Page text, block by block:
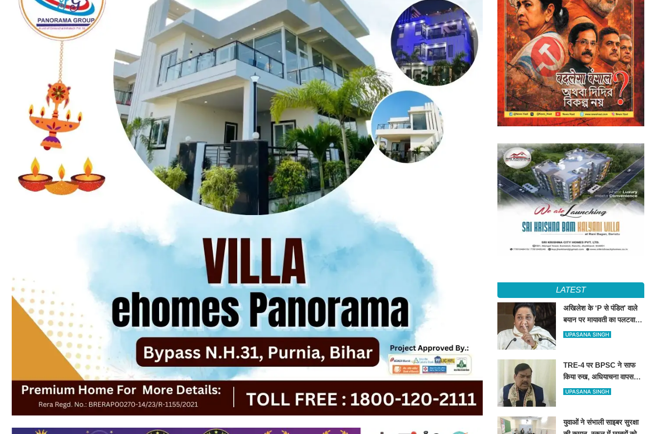
LATEST
अखिलेश के ‘P से पंडित’ वाले
बयान पर मायावती का पलटवार,
सपा को बताया ‘गिरगिट की तरह
UPASANA SINGH
TRE-4 पर BPSC ने साफ
किया रुख, अधियाचना वापस
नहीं हुई; खामियां सुधारने के बाद
UPASANA SINGH
युवाओं ने संभाली साइबर सुरक्षा